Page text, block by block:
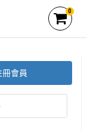
0
冊會員